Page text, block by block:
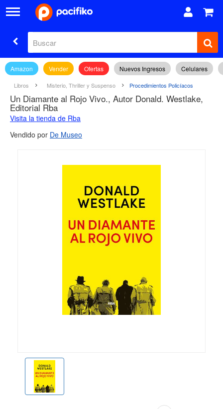
Amazon Vender Ofertas Nuevos Ingresos Celulares
Libros Misterio, Thriller y Suspenso Procedimientos Policíacos
Un Diamante al Rojo Vivo., Autor Donald. Westlake,
Editorial Rba
Visita la tienda de Rba
Vendido por De Museo